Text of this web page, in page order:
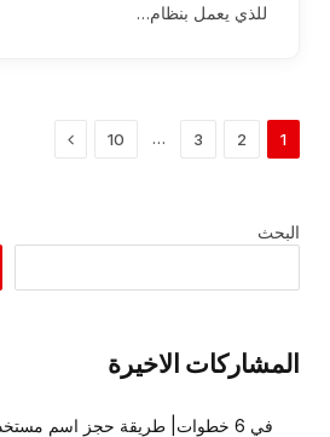
للذي يعمل بنظام…
1
2
3
…
10 التالي
البحث
المشاركات الاخيرة
في 6 خطوات| طريقة حجز اسم